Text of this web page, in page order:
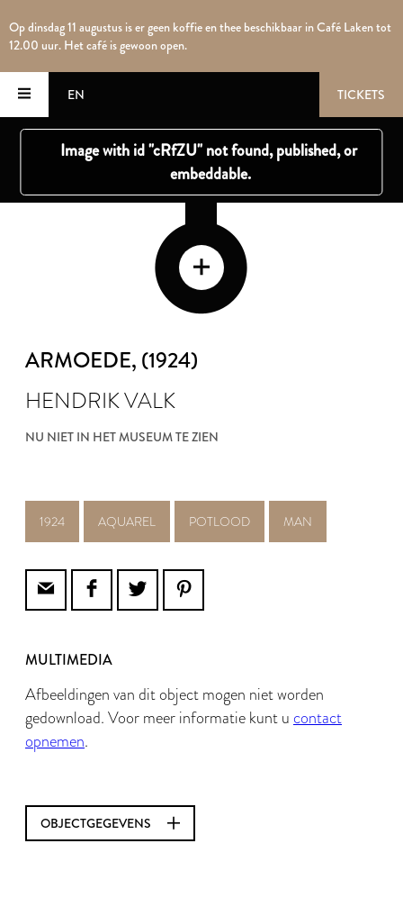
Op dinsdag 11 augustus is er geen koffie en thee beschikbaar in Café Laken tot
12.00 uur. Het café is gewoon open.
EN TICKETS
ARMOEDE, (1924)
HENDRIK VALK
NU NIET IN HET MUSEUM TE ZIEN
1924 AQUAREL POTLOOD MAN
MULTIMEDIA
Afbeeldingen van dit object mogen niet worden
gedownload. Voor meer informatie kunt u contact
opnemen.
OBJECTGEGEVENS